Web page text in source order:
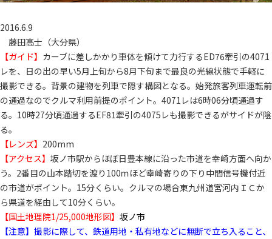
2016.6.9
藤田高士（大分県）
【ガイド】 カーブに差しかかり車体を傾けて力行するED76牽引の4071
レを、日の出の早い5月上旬から8月下旬まで最良の光線状態で手軽に
撮影できる。背景の建物を列車で隠す構図となる。始発旅客列車運転前
の通過なのでクルマ利用前提のポイント。4071レは6時06分頃通過す
る。10時27分頃通過するEF81牽引の4075レも撮影できるがサイドが陰
る。
【レンズ】 200mm
【アクセス】 坂ノ市駅からほぼ日豊本線に沿った市道を幸崎方面へ向か
う。2番目の山本踏切を渡り100ｍほど幸崎寄りの下り中間信号機付近
の市道がポイント。15分くらい。クルマの場合東九州道宮河内ＩＣか
ら県道を経由して10分くらい。
【国土地理院1/25,000地形図】 坂ノ市
【注意】撮影に際して、鉄道用地・私有地などに無断で立ち入ること、